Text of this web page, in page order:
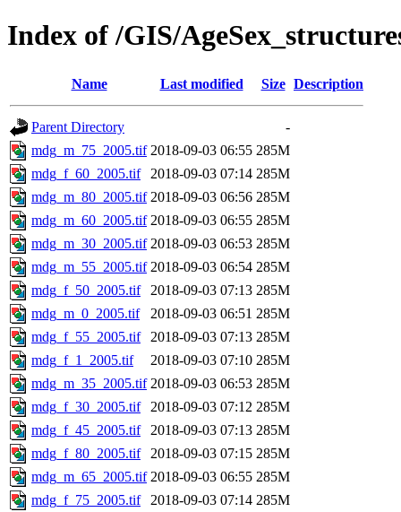
Index of /GIS/
Name Last modified Size Description
Parent Directory
-
mdg_m_75_2005.tif 2018-09-03 06:55 285M
mdg_f_60_2005.tif
2018-09-03 07:14 285M
mdg_m_80_2005.tif 2018-09-03 06:56 285M
mdg_m_60_2005.tif 2018-09-03 06:55 285M
mdg_m_30_2005.tif 2018-09-03 06:53 285M
mdg_m_55_2005.tif 2018-09-03 06:54 285M
mdg_f_50_2005.tif
2018-09-03 07:13 285M
mdg_m_0_2005.tif
2018-09-03 06:51 285M
mdg_f_55_2005.tif
2018-09-03 07:13 285M
mdg_f_1_2005.tif
2018-09-03 07:10 285M
mdg_m_35_2005.tif 2018-09-03 06:53 285M
mdg_f_30_2005.tif
2018-09-03 07:12 285M
mdg_f_45_2005.tif
2018-09-03 07:13 285M
mdg_f_80_2005.tif
2018-09-03 07:15 285M
mdg_m_65_2005.tif 2018-09-03 06:55 285M
mdg_f_75_2005.tif
2018-09-03 07:14 285M